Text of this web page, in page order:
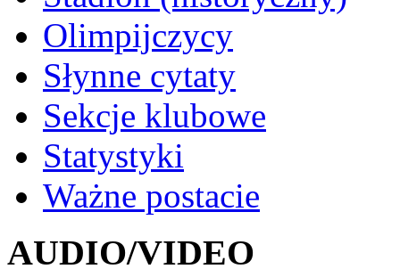
Olimpijczycy
Słynne cytaty
Sekcje klubowe
Statystyki
Ważne postacie
AUDIO/VIDEO